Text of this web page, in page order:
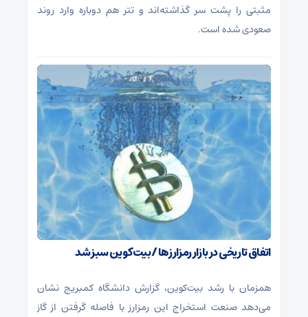
مثبتی را پشت سر گذاشته‌اند و تتر هم دوباره وارد روند
صعودی شده است.
اتفاق تاریخی در بازار رمزارزها / بیت‌کوین سبز شد
همزمان با رشد بیت‌کوین، گزارش دانشگاه کمبریج نشان
می‌دهد صنعت استخراج این رمزارز با فاصله گرفتن از گاز